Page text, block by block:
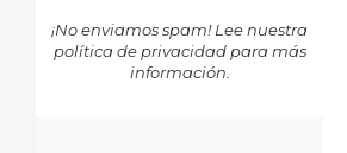
¡No enviamos spam! Lee nuestra
política de privacidadpara más
información.